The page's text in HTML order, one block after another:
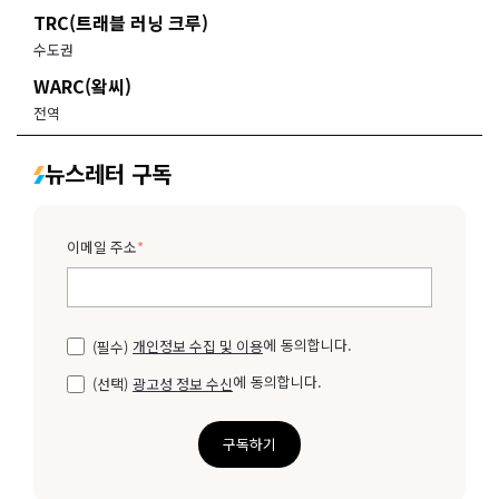
TRC(트래블 러닝 크루)
수도권
WARC(왘씨)
전역
뉴스레터 구독
이메일 주소*
(필수) 개인정보 수집 및 이용에 동의합니다.
(선택) 광고성 정보 수신에 동의합니다.
구독하기